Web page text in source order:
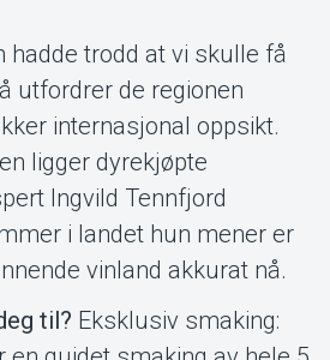
Tickster
hadde trodd at vi skulle få
utfordrer de regionen
internasjonal oppsikt.
ligger dyrekjøpte
Ingvild Tennfjord
i landet hun mener er
vinland akkurat nå.
til? Eksklusiv smaking: